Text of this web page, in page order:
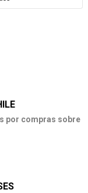
por compras sobre